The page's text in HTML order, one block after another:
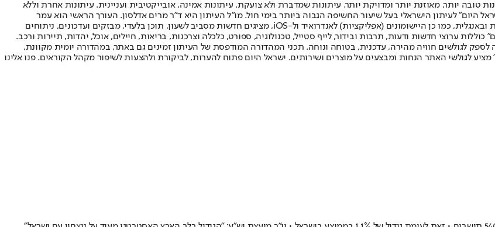
טובה יותר, מאוזנת יותר ומדויקת יותר. עיתונות שמדברת ולא צועקת. עיתונות אמינה, אובייקטיבית ועניינית. עיתונות אחרת וללא
המודפסת הראשונה פורסמה ב-30 ביולי 2007, וב-2010 הפך "ישראל היום" לעיתון הישראלי בעל שיעור החשיפה הגבוה ביותר בימי חול. מו"ל העיתון היא ד"ר מרים אדלסון. העורך הראשי הוא עמר
לחמנוביץ, והעורך המייסד הוא עמוס רגב. אתרי האינטרנט של "ישראל היום" בעברית ובאנגלית, כמו כן היישומונים (אפליקציות) לאנדרואיד ול-iOS, מציגים חדשות מסביב לשעון, תוכן בלעדי, מבזקים ועדכונים, ניתוחים
ערוצי חדשות ודעות, תרבות ובידור, לייף סטייל, טכנולוגיה, ספורט, כלכלה וצרכנות, בריאות, חיילים, אוכל, יהדות, תיירות ורכב.
לספק לגולשים חוויה מהירה, עדכנית, בטוחה ונוחה. תכני המהדורה המודפסת של העיתון זמינים גם באתר, במהדורה יומית מקוונת,
לגולשי האתר הנחות ומבצעים על מוצרים ושירותים. ישראל היום פתוח להערות, לביקורת ולהצעות לשיפור מקהל הקוראים. פנו אלינו